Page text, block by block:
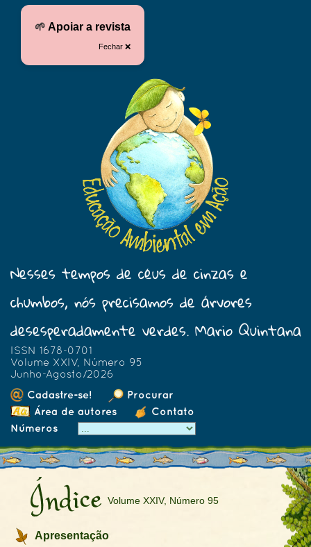
🌱 Apoiar a revista
Fechar ❌
Nesses tempos de céus de cinzas e
chumbos, nós precisamos de árvores
desesperadamente verdes. Mario Quintana
ISSN 1678-0701
Volume XXIV, Número 95
Junho-Agosto/2026
Cadastre-se!
Procurar
Área de autores
Contato
Números
Índice Volume XXIV, Número 95
Apresentação